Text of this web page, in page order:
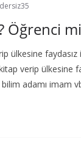
Öğrenci
ülkesine faydasız
verip ülkesine
adamı imam